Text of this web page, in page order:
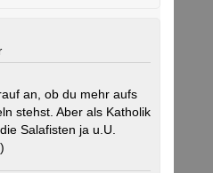
an, ob du mehr aufs
stehst. Aber als Katholik
Salafisten ja u.U.